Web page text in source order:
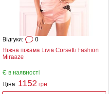
Ніжна піжама Livia Corsetti Fashion
Miraaze
Відгуки: 0
Є в наявності
Ціна: 1152 грн